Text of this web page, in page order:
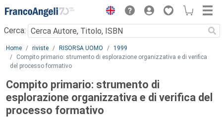
Menu
Cerca:
Main content
Home riviste RISORSA UOMO
1999
Compito primario: strumento di esplorazione organizzativa e di verifica
del processo formativo
Compito primario: strumento di
esplorazione organizzativa e di verifica del
processo formativo